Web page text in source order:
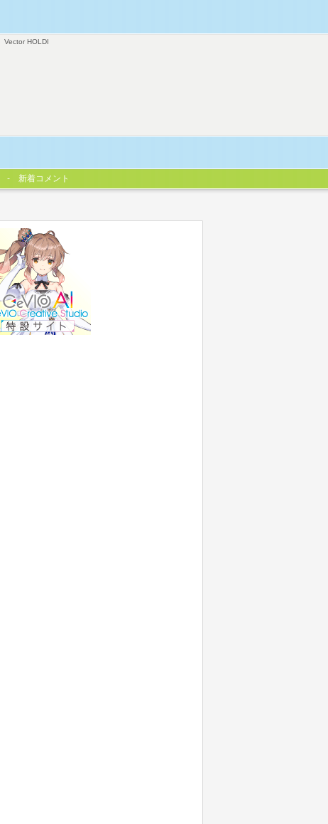
Vector HOLDI
新着コメント